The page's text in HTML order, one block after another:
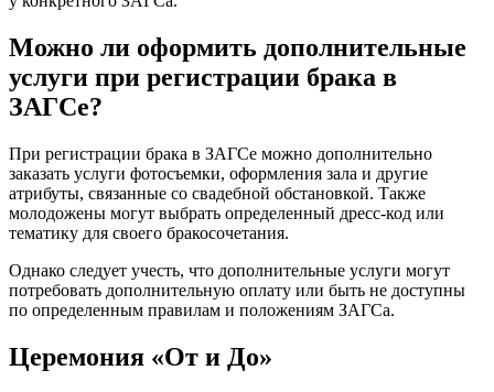
Можно ли оформить дополнительные
услуги при регистрации брака в
ЗАГСе?
При регистрации брака в ЗАГСе можно дополнительно
заказать услуги фотосъемки, оформления зала и другие
атрибуты, связанные со свадебной обстановкой. Также
молодожены могут выбрать определенный дресс-код или
тематику для своего бракосочетания.
Однако следует учесть, что дополнительные услуги могут
потребовать дополнительную оплату или быть не доступны
по определенным правилам и положениям ЗАГСа.
Церемония «От и До»